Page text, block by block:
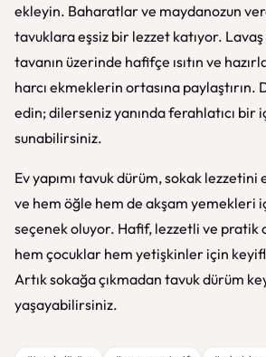
ekleyin. Baharatlar ve maydanozun
tavuklara eşsiz bir lezzet katıyor.
tavanın üzerinde hafifçe ısıtın ve
harcı ekmeklerin ortasına paylaştırın.
edin; dilerseniz yanında ferahlatıcı bir
sunabilirsiniz.
Ev yapımı tavuk dürüm, sokak lezzetini
ve hem öğle hem de akşam yemekleri
seçenek oluyor. Hafif, lezzetli ve pratik
hem çocuklar hem yetişkinler için
Artık sokağa çıkmadan tavuk dürüm
yaşayabilirsiniz.